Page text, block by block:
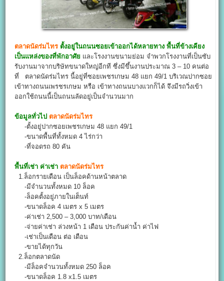
ตลาดนัดร่มไทร ตั้งอยู่ในถนนซอยเข้าออกได้หลายทาง พื้นที่ข้างเคียง
เป็นแหล่งของที่พักอาศัย และโรงงานขนามย่อม จำพวกโรงงานที่เป็นซับ
รับงานมาจากบริษัทขนาดใหญ่อีกที ซึ่งมีขึ้นงานประมาณ 3 – 10 คนต่อ
ที่ ตลาดนัดร่มไทร นี้อยู่ที่ซอยเพชรเกษม 48 แยก 49/1 บริเวณปากซอย
เข้าทางถนนเพรชรเกษม หรือ เข้าทางถนนบางแวกก็ได้ จึงมีรถวิ่งเข้า
ออกใช้ถนนนี้เป็นถนนลัดอยู่เป็นจำนวนมาก
ข้อมูลทั่วไป ตลาดนัดร่มไทร
-ตั้งอยู่ปากซอยเพชรเกษม 48 แยก 49/1
-ขนาดพื้นที่ทั้งหมด 4 ไร่กว่า
-ที่จอดรถ 80 คัน
พื้นที่เช่า ค่าเช่า ตลาดนัดร่มไทร
1.ล็อกรายเดือน เป็นล็อคด้านหน้าตลาด
-มีจำนวนทั้งหมด 10 ล็อค
-ล็อคตั้งอยู่ภายในเต็นท์
-ขนาดล็อค 4 เมตร x 5 เมตร
-ค่าเช่า 2,500 – 3,000 บาท/เดือน
-จ่ายค่าเช่า ล่วงหน้า 1 เดือน ประกันค่าน้ำ ค่าไฟ
-เช่าเป็นเดือน ต่อ เดือน
-ขายได้ทุกวัน
2.ล็อกตลาดนัด
-มีล็อคจำนวนทั้งหมด 250 ล็อค
-ขนาดล็อค 1.8 x1.5 เมตร